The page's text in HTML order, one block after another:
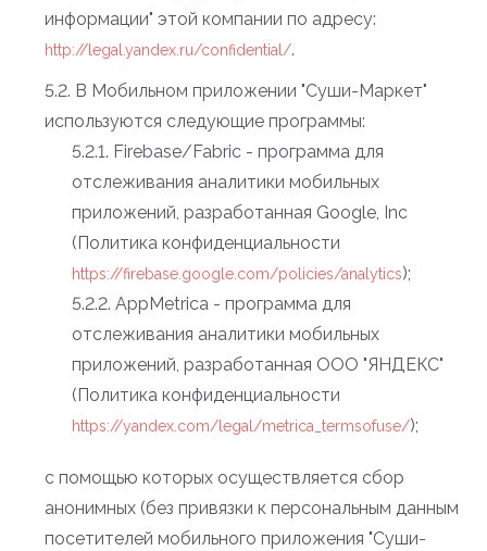
информации" этой компании по адресу:
http://legal.yandex.ru/confidential/.
5.2. В Мобильном приложении "Суши-Маркет"
используются следующие программы:
5.2.1. Firebase/Fabric - программа для
отслеживания аналитики мобильных
приложений, разработанная Google, Inc
(Политика конфиденциальности
https://firebase.google.com/policies/analytics);
5.2.2. AppMetrica - программа для
отслеживания аналитики мобильных
приложений, разработанная ООО "ЯНДЕКС"
(Политика конфиденциальности
https://yandex.com/legal/metrica_termsofuse/);
c помощью которых осуществляется сбор
анонимных (без привязки к персональным данным
посетителей мобильного приложения "Суши-